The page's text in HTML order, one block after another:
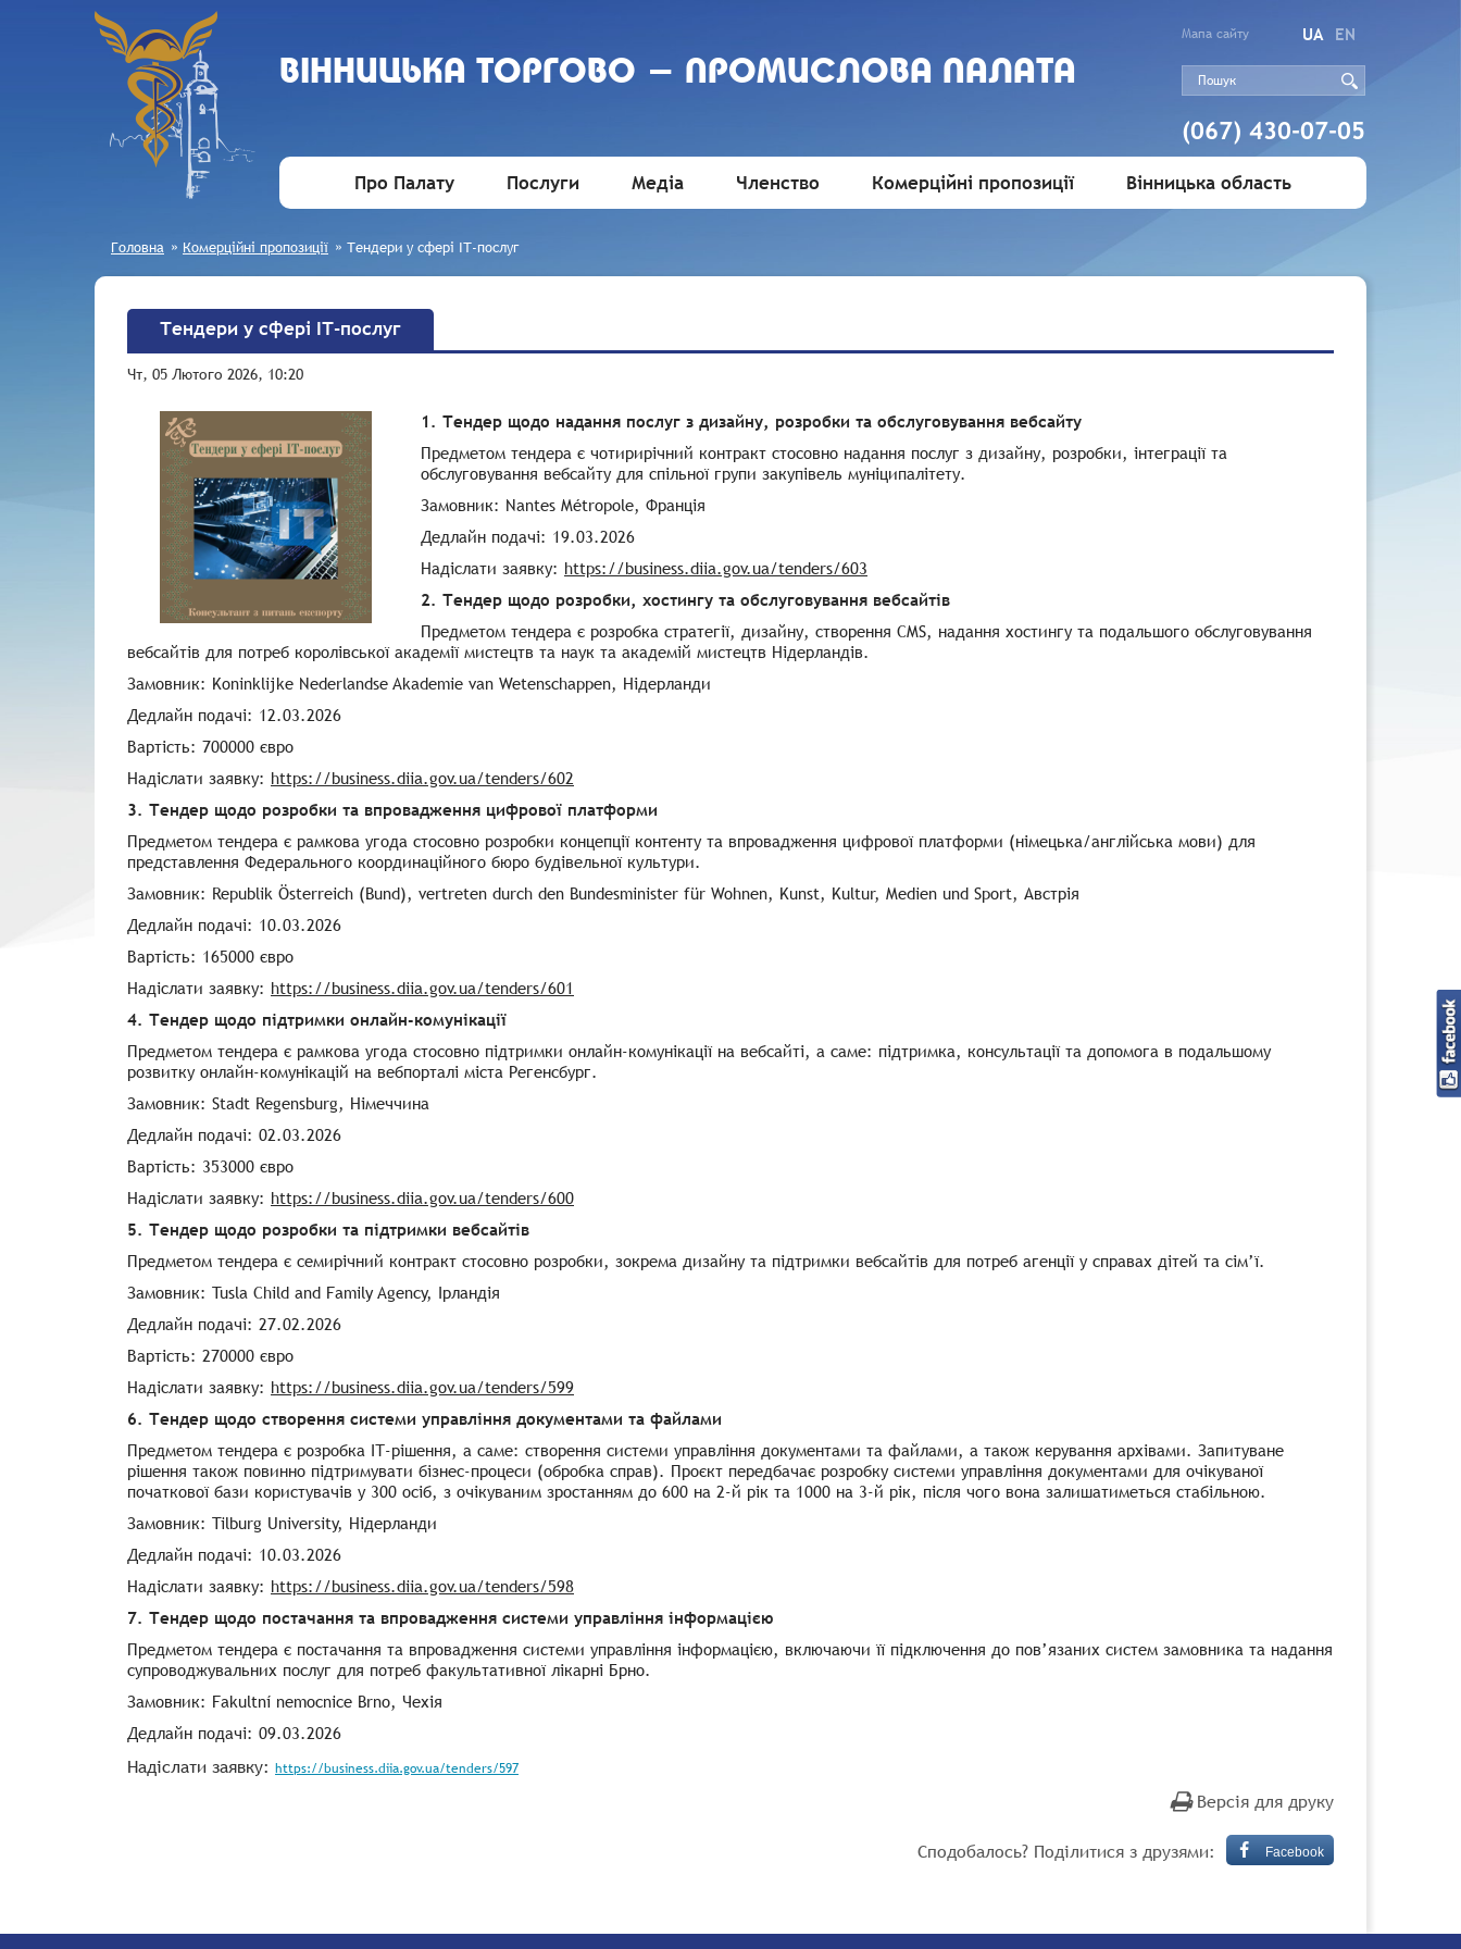
ВIННИЦЬКА ТОРГОВО - ПРОМИСЛОВА ПАЛАТА
Мапа сайту UA EN
(067) 430-07-05
Про Палату Послуги Медіа Членство Комерційні пропозиції Вінницька область
Головна » Комерційні пропозиції » Тендери у сфері ІТ-послуг
Тендери у сфері ІТ-послуг
Чт, 05 Лютого 2026, 10:20
1. Тендер щодо надання послуг з дизайну, розробки та обслуговування вебсайту
Предметом тендера є чотирирічний контракт стосовно надання послуг з дизайну, розробки, інтеграції та
обслуговування вебсайту для спільної групи закупівель муніципалітету.
Замовник: Nantes Métropole, Франція
Дедлайн подачі: 19.03.2026
Надіслати заявку: https://business.diia.gov.ua/tenders/603
2. Тендер щодо розробки, хостингу та обслуговування вебсайтів
Предметом тендера є розробка стратегії, дизайну, створення CMS, надання хостингу та подальшого обслуговування
вебсайтів для потреб королівської академії мистецтв та наук та академій мистецтв Нідерландів.
Замовник: Koninklijke Nederlandse Akademie van Wetenschappen, Нідерланди
Дедлайн подачі: 12.03.2026
Вартість: 700000 євро
Надіслати заявку: https://business.diia.gov.ua/tenders/602
3. Тендер щодо розробки та впровадження цифрової платформи
Предметом тендера є рамкова угода стосовно розробки концепції контенту та впровадження цифрової платформи (німецька/англійська мови) для
представлення Федерального координаційного бюро будівельної культури.
Замовник: Republik Österreich (Bund), vertreten durch den Bundesminister für Wohnen, Kunst, Kultur, Medien und Sport, Австрія
Дедлайн подачі: 10.03.2026
Вартість: 165000 євро
Надіслати заявку: https://business.diia.gov.ua/tenders/601
4. Тендер щодо підтримки онлайн-комунікації
Предметом тендера є рамкова угода стосовно підтримки онлайн-комунікації на вебсайті, а саме: підтримка, консультації та допомога в подальшому
розвитку онлайн-комунікацій на вебпорталі міста Регенсбург.
Замовник: Stadt Regensburg, Німеччина
Дедлайн подачі: 02.03.2026
Вартість: 353000 євро
Надіслати заявку: https://business.diia.gov.ua/tenders/600
5. Тендер щодо розробки та підтримки вебсайтів
Предметом тендера є семирічний контракт стосовно розробки, зокрема дизайну та підтримки вебсайтів для потреб агенції у справах дітей та сім’ї.
Замовник: Tusla Child and Family Agency, Ірландія
Дедлайн подачі: 27.02.2026
Вартість: 270000 євро
Надіслати заявку: https://business.diia.gov.ua/tenders/599
6. Тендер щодо створення системи управління документами та файлами
Предметом тендера є розробка ІТ-рішення, а саме: створення системи управління документами та файлами, а також керування архівами. Запитуване
рішення також повинно підтримувати бізнес-процеси (обробка справ). Проєкт передбачає розробку системи управління документами для очікуваної
початкової бази користувачів у 300 осіб, з очікуваним зростанням до 600 на 2-й рік та 1000 на 3-й рік, після чого вона залишатиметься стабільною.
Замовник: Tilburg University, Нідерланди
Дедлайн подачі: 10.03.2026
Надіслати заявку: https://business.diia.gov.ua/tenders/598
7. Тендер щодо постачання та впровадження системи управління інформацією
Предметом тендера є постачання та впровадження системи управління інформацією, включаючи її підключення до пов’язаних систем замовника та надання
супроводжувальних послуг для потреб факультативної лікарні Брно.
Замовник: Fakultní nemocnice Brno, Чехія
Дедлайн подачі: 09.03.2026
Надіслати заявку: https://business.diia.gov.ua/tenders/597
Версія для друку
Сподобалось? Поділитися з друзями: Facebook